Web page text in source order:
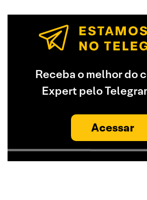
Receba o melhor do
Expert pelo
Acessar